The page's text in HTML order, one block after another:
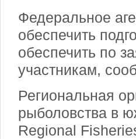
Федеральное
обеспечить
обеспечить по
участникам,
Региональная
рыболовства в
Regional